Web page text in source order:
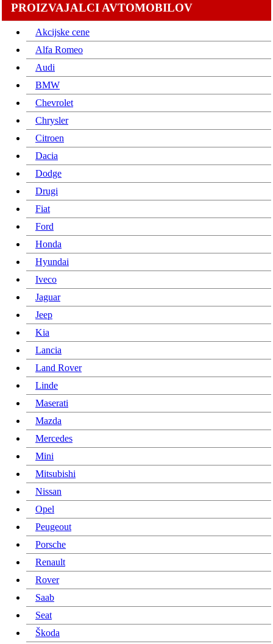
PROIZVAJALCI AVTOMOBILOV
Akcijske cene
Alfa Romeo
Audi
BMW
Chevrolet
Chrysler
Citroen
Dacia
Dodge
Drugi
Fiat
Ford
Honda
Hyundai
Iveco
Jaguar
Jeep
Kia
Lancia
Land Rover
Linde
Maserati
Mazda
Mercedes
Mini
Mitsubishi
Nissan
Opel
Peugeout
Porsche
Renault
Rover
Saab
Seat
Škoda